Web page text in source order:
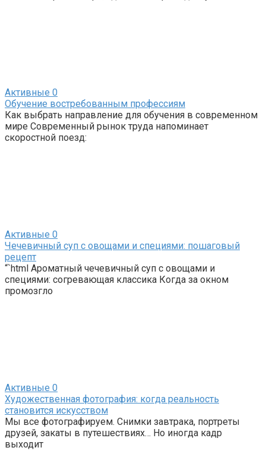
Активные 0
Обучение востребованным профессиям
Как выбрать направление для обучения в современном
мире Современный рынок труда напоминает
скоростной поезд:
Активные 0
Чечевичный суп с овощами и специями: пошаговый
рецепт
“`html Ароматный чечевичный суп с овощами и
специями: согревающая классика Когда за окном
промозгло
Активные 0
Художественная фотография: когда реальность
становится искусством
Мы все фотографируем. Снимки завтрака, портреты
друзей, закаты в путешествиях… Но иногда кадр
выходит